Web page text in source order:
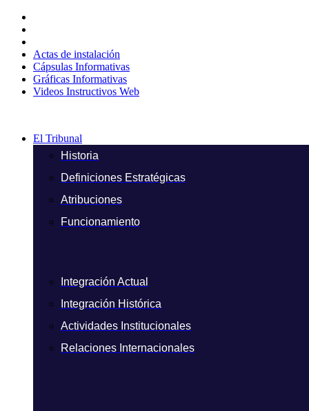
contenido
Actas de instalación
Cápsulas Informativas
Gráficas Informativas
Videos Instructivos Web
El Tribunal
Historia
Definiciones Estratégicas
Atribuciones
Funcionamiento
Integración Actual
Integración Histórica
Actividades Institucionales
Relaciones Internacionales